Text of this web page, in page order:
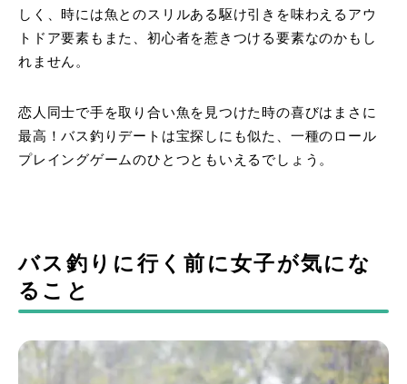
しく、時には魚とのスリルある駆け引きを味わえるアウ
トドア要素もまた、初心者を惹きつける要素なのかもし
れません。
恋人同士で手を取り合い魚を見つけた時の喜びはまさに
最高！バス釣りデートは宝探しにも似た、一種のロール
プレイングゲームのひとつともいえるでしょう。
バス釣りに行く前に女子が気にな
ること